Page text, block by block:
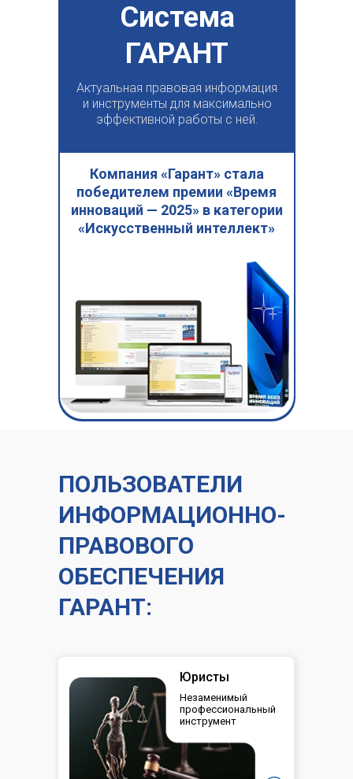
Компания «Гарант» стала
победителем премии «Время
инноваций — 2025» в категории
«Искусственный интеллект»
Система
ГАРАНТ
Актуальная правовая информация
и инструменты для максимально
эффективной работы с ней.
ПОЛЬЗОВАТЕЛИ
ИНФОРМАЦИОННО-
ПРАВОВОГО
ОБЕСПЕЧЕНИЯ
ГАРАНТ:
Юристы
Незаменимый
профессиональный
инструмент